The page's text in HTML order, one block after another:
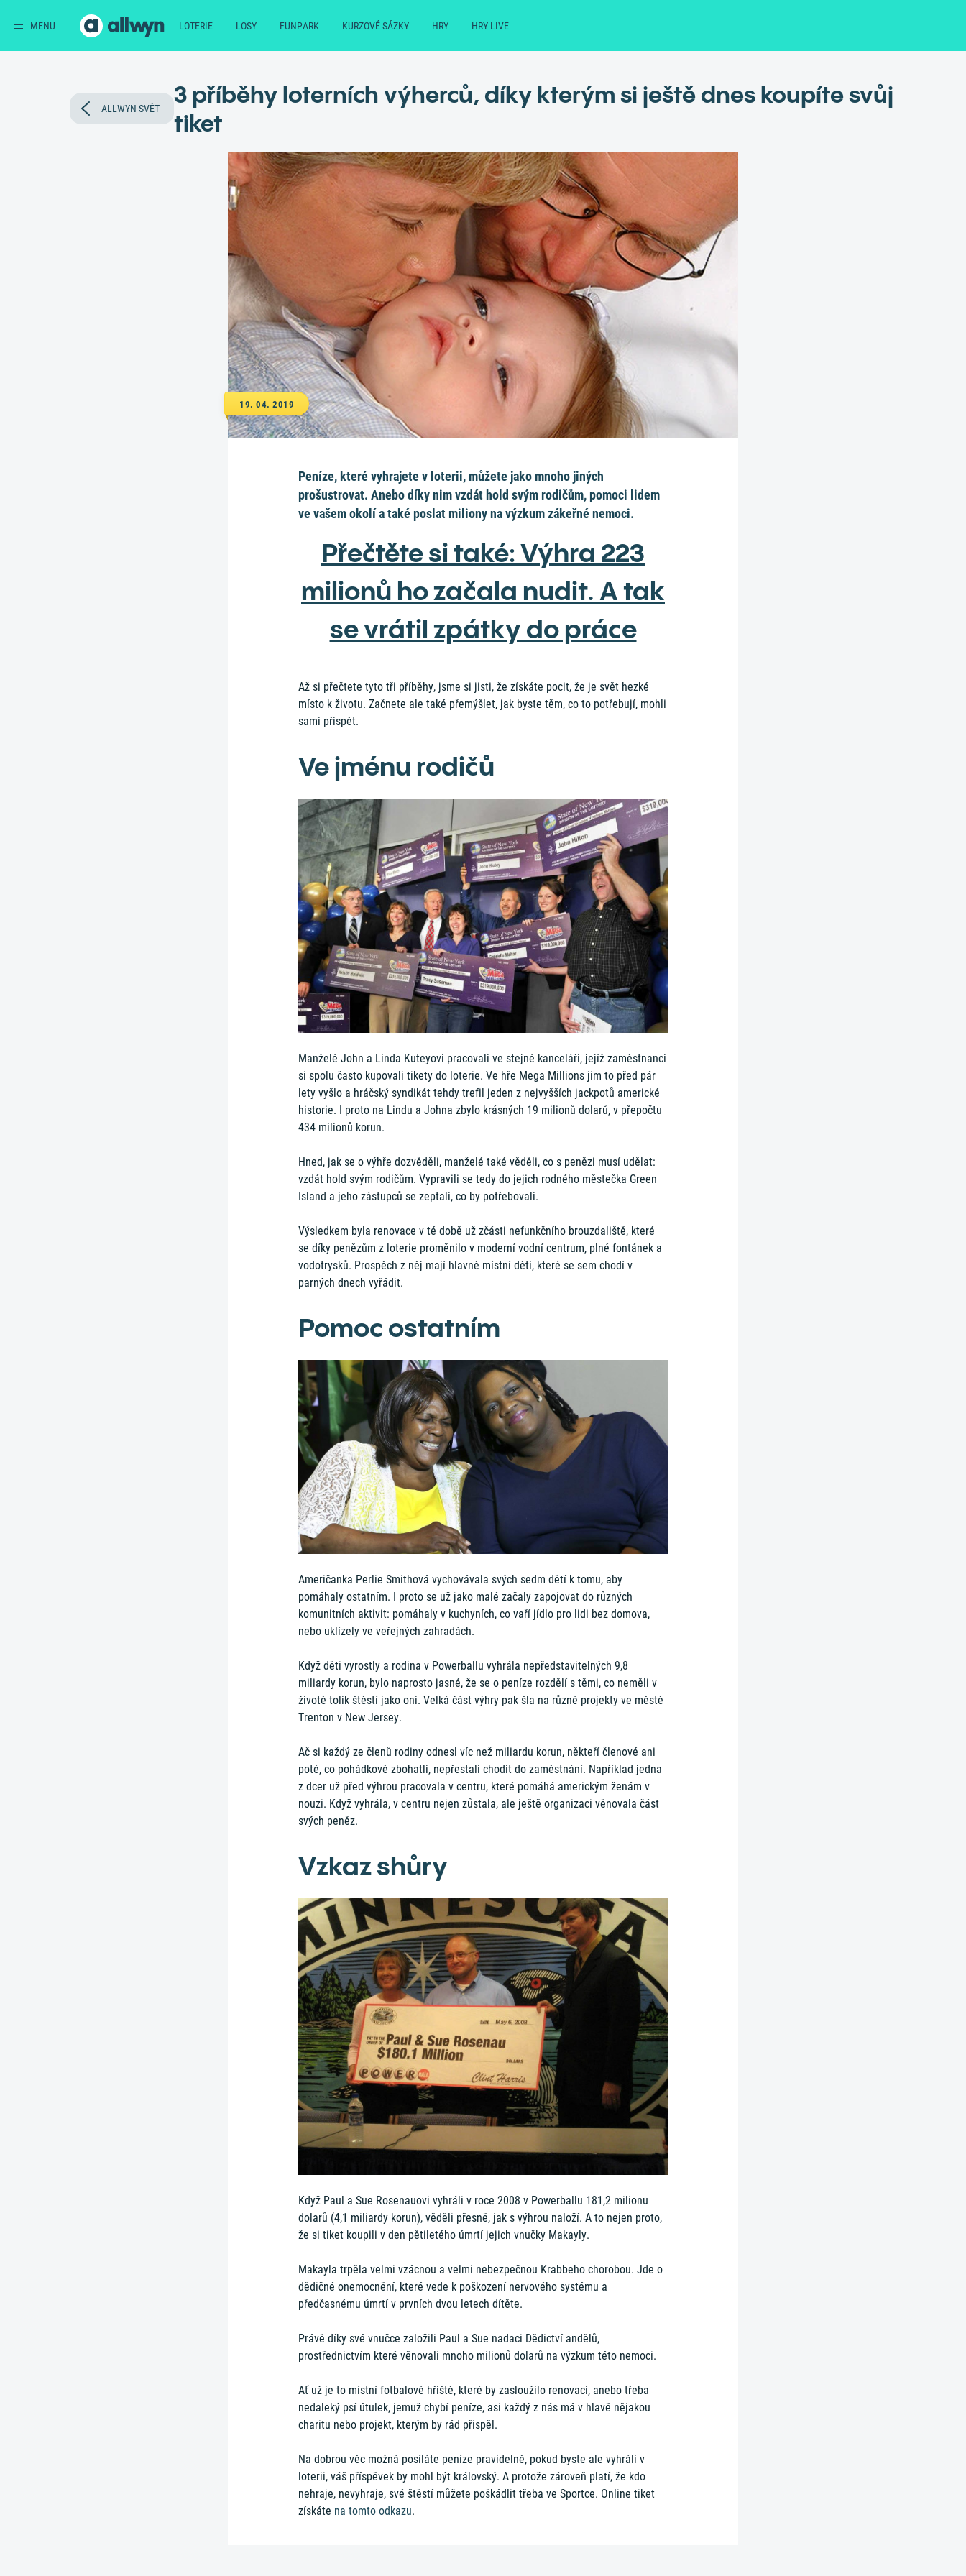
MENU LOTERIE LOSY FUNPARK KURZOVÉ SÁZKY HRY HRY LIVE
ALLWYN SVĚT
3 příběhy loterních výherců, díky kterým si ještě dnes koupíte svůj
tiket
19. 04. 2019
Peníze, které vyhrajete v loterii, můžete jako mnoho jiných
prošustrovat. Anebo díky nim vzdát hold svým rodičům, pomoci lidem
ve vašem okolí a také poslat miliony na výzkum zákeřné nemoci.
Přečtěte si také: Výhra 223
milionů ho začala nudit. A tak
se vrátil zpátky do práce
Až si přečtete tyto tři příběhy, jsme si jisti, že získáte pocit, že je svět hezké
místo k životu. Začnete ale také přemýšlet, jak byste těm, co to potřebují, mohli
sami přispět.
Ve jménu rodičů
Manželé John a Linda Kuteyovi pracovali ve stejné kanceláři, jejíž zaměstnanci
si spolu často kupovali tikety do loterie. Ve hře Mega Millions jim to před pár
lety vyšlo a hráčský syndikát tehdy trefil jeden z nejvyšších jackpotů americké
historie. I proto na Lindu a Johna zbylo krásných 19 milionů dolarů, v přepočtu
434 milionů korun.
Hned, jak se o výhře dozvěděli, manželé také věděli, co s penězi musí udělat:
vzdát hold svým rodičům. Vypravili se tedy do jejich rodného městečka Green
Island a jeho zástupců se zeptali, co by potřebovali.
Výsledkem byla renovace v té době už zčásti nefunkčního brouzdaliště, které
se díky penězům z loterie proměnilo v moderní vodní centrum, plné fontánek a
vodotrysků. Prospěch z něj mají hlavně místní děti, které se sem chodí v
parných dnech vyřádit.
Pomoc ostatním
Američanka Perlie Smithová vychovávala svých sedm dětí k tomu, aby
pomáhaly ostatním. I proto se už jako malé začaly zapojovat do různých
komunitních aktivit: pomáhaly v kuchyních, co vaří jídlo pro lidi bez domova,
nebo uklízely ve veřejných zahradách.
Když děti vyrostly a rodina v Powerballu vyhrála nepředstavitelných 9,8
miliardy korun, bylo naprosto jasné, že se o peníze rozdělí s těmi, co neměli v
životě tolik štěstí jako oni. Velká část výhry pak šla na různé projekty ve městě
Trenton v New Jersey.
Ač si každý ze členů rodiny odnesl víc než miliardu korun, někteří členové ani
poté, co pohádkově zbohatli, nepřestali chodit do zaměstnání. Například jedna
z dcer už před výhrou pracovala v centru, které pomáhá americkým ženám v
nouzi. Když vyhrála, v centru nejen zůstala, ale ještě organizaci věnovala část
svých peněz.
Vzkaz shůry
Když Paul a Sue Rosenauovi vyhráli v roce 2008 v Powerballu 181,2 milionu
dolarů (4,1 miliardy korun), věděli přesně, jak s výhrou naloží. A to nejen proto,
že si tiket koupili v den pětiletého úmrtí jejich vnučky Makayly.
Makayla trpěla velmi vzácnou a velmi nebezpečnou Krabbeho chorobou. Jde o
dědičné onemocnění, které vede k poškození nervového systému a
předčasnému úmrtí v prvních dvou letech dítěte.
Právě díky své vnučce založili Paul a Sue nadaci Dědictví andělů,
prostřednictvím které věnovali mnoho milionů dolarů na výzkum této nemoci.
Ať už je to místní fotbalové hřiště, které by zasloužilo renovaci, anebo třeba
nedaleký psí útulek, jemuž chybí peníze, asi každý z nás má v hlavě nějakou
charitu nebo projekt, kterým by rád přispěl.
Na dobrou věc možná posíláte peníze pravidelně, pokud byste ale vyhráli v
loterii, váš příspěvek by mohl být královský. A protože zároveň platí, že kdo
nehraje, nevyhraje, své štěstí můžete poškádlit třeba ve Sportce. Online tiket
získáte na tomto odkazu.